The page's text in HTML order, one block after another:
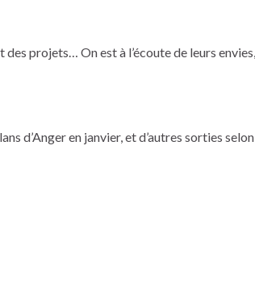
projets… On est à l’écoute de leurs
d’Anger en janvier, et d’autres sorties